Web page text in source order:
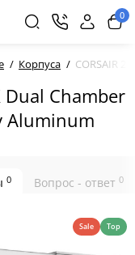
0
Корпуса CORSAIR
Dual Chamber
Aluminum
0 Вопрос - ответ 0
Sale Top